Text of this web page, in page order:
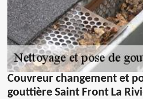
Couvreur changement et
gouttière Saint Front La